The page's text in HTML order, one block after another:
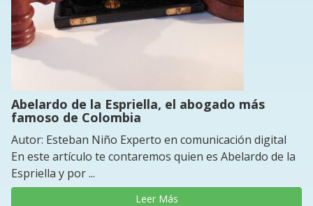
Abelardo de la Espriella, el abogado más
famoso de Colombia
Autor: Esteban Niño Experto en comunicación digital
En este artículo te contaremos quien es Abelardo de la
Espriella y por ...
Leer Más